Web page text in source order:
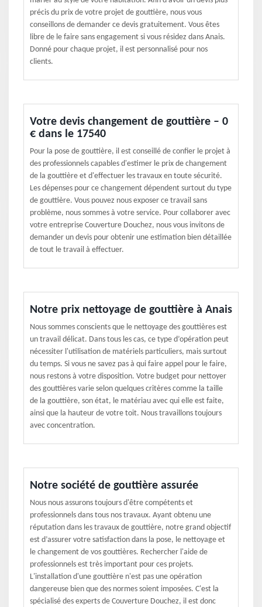
précis du prix de votre projet de gouttière, nous vous
conseillons de demander ce devis gratuitement. Vous êtes
libre de le faire sans engagement si vous résidez dans Anais.
Donné pour chaque projet, il est personnalisé pour nos
clients.
Votre devis changement de gouttière – 0
€ dans le 17540
Pour la pose de gouttière, il est conseillé de confier le projet à
des professionnels capables d'estimer le prix de changement
de la gouttière et d'effectuer les travaux en toute sécurité.
Les dépenses pour ce changement dépendent surtout du type
de gouttière. Vous pouvez nous exposer ce travail sans
problème, nous sommes à votre service. Pour collaborer avec
votre entreprise Couverture Douchez, nous vous invitons de
demander un devis pour obtenir une estimation bien détaillée
de tout le travail à effectuer.
Notre prix nettoyage de gouttière à Anais
Nous sommes conscients que le nettoyage des gouttières est
un travail délicat. Dans tous les cas, ce type d’opération peut
nécessiter l'utilisation de matériels particuliers, mais surtout
du temps. Si vous ne savez pas à qui faire appel pour le faire,
nous restons à votre disposition. Votre budget pour nettoyer
des gouttières varie selon quelques critères comme la taille
de la gouttière, son état, le matériau avec qui elle est faite,
ainsi que la hauteur de votre toit. Nous travaillons toujours
avec concentration.
Notre société de gouttière assurée
Nous nous assurons toujours d'être compétents et
professionnels dans tous nos travaux. Ayant obtenu une
réputation dans les travaux de gouttière, notre grand objectif
est d’assurer votre satisfaction dans la pose, le nettoyage et
le changement de vos gouttières. Rechercher l'aide de
professionnels est très important pour ces projets.
L'installation d'une gouttière n'est pas une opération
dangereuse bien que des normes soient imposées. C'est la
spécialisé des experts de Couverture Douchez, il est donc